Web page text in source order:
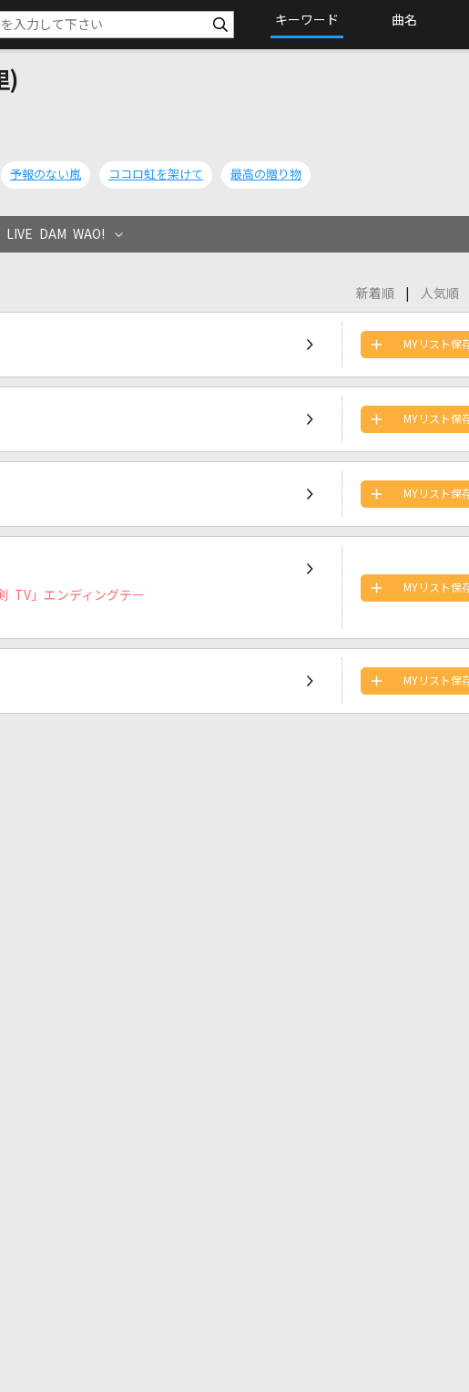
キーワード 曲名
)
予報のない嵐 ココロ虹を架けて 最高の贈り物
LIVE DAM WAO!
新着順
人気順
MYリスト保
MYリスト保
MYリスト保
TV」エンディングテー
MYリスト保
MYリスト保